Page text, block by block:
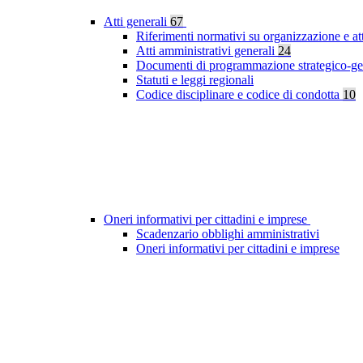
Atti generali 67
Riferimenti normativi su organizzazione e
Atti amministrativi generali 24
Documenti di programmazione strategico-
Statuti e leggi regionali
Codice disciplinare e codice di condotta 10
Oneri informativi per cittadini e imprese
Scadenzario obblighi amministrativi
Oneri informativi per cittadini e imprese